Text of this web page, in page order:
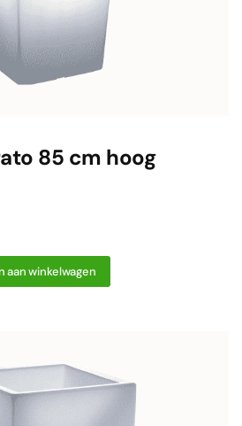
85 cm hoog
aan winkelwagen